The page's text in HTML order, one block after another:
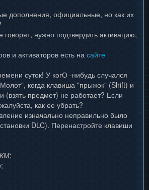
дополнения, официальные, но как их
говорят, нужно подтвердить активацию,
и активаторов есть на сайте
суток! У когО -нибудь случался
когда клавиша "прыжок" (Shift) и
(взять предмет) не работает? Если
как ее убрать?
изначально неправильно было
DLC). Перенастройте клавиши
;
;